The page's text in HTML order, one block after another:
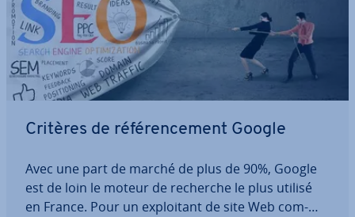
Critères de ré­fé­ren­ce­ment Google
Avec une part de marché de plus de 90%, Google
est de loin le moteur de recherche le plus utilisé
en France. Pour un ex­ploi­tant de site Web com­